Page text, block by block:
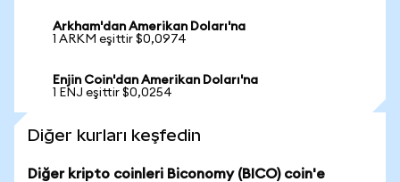
Arkham'dan Amerikan Doları'na
1 ARKM eşittir $0,0974
Enjin Coin'dan Amerikan Doları'na
1 ENJ eşittir $0,0254
Diğer kurları keşfedin
Diğer kripto coinleri Biconomy (BICO) coin'e